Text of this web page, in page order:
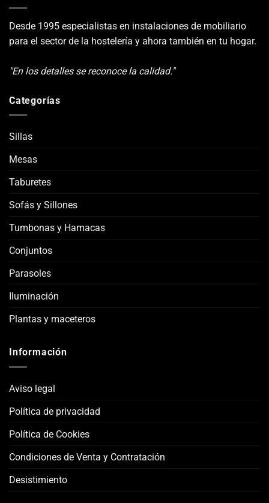
Desde 1995 especialistas en instalaciones de mobiliario
para el sector de la hostelería y ahora también en tu hogar.
"En los detalles se reconoce la calidad."
Categorías
Sillas
Mesas
Taburetes
Sofás y Sillones
Tumbonas y Hamacas
Conjuntos
Parasoles
Iluminación
Plantas y maceteros
Información
Aviso legal
Política de privacidad
Política de Cookies
Condiciones de Venta y Contratación
Desistimiento